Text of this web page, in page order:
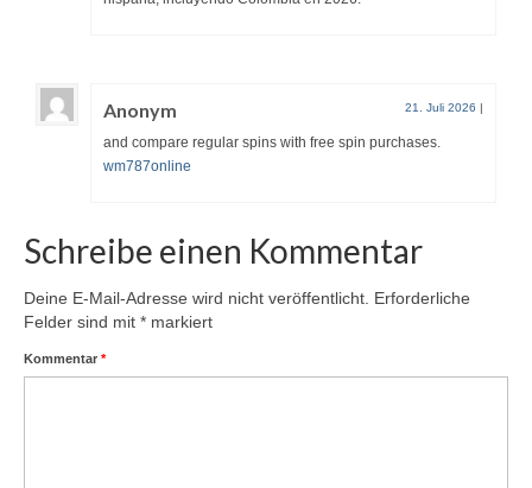
Anonym 21. Juli 2026 |
and compare regular spins with free spin purchases.
wm787online
Schreibe einen Kommentar
Deine E-Mail-Adresse wird nicht veröffentlicht. Erforderliche
Felder sind mit * markiert
Kommentar *